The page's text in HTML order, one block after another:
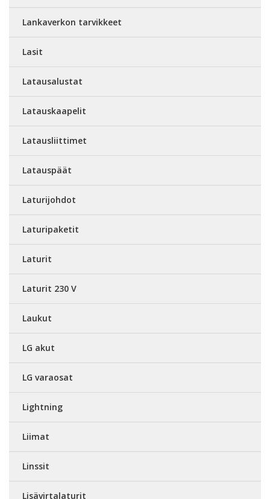
Lankaverkon tarvikkeet
Lasit
Latausalustat
Latauskaapelit
Latausliittimet
Latauspäät
Laturijohdot
Laturipaketit
Laturit
Laturit 230 V
Laukut
LG akut
LG varaosat
Lightning
Liimat
Linssit
Lisävirtalaturit